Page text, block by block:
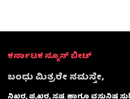
ಕರ್ನಾಟಕ ನ್ಯೂಸ್ ಬೀಟ್
ಬಂಧು ಮಿತ್ರರೇ ನಮಸ್ತೇ,